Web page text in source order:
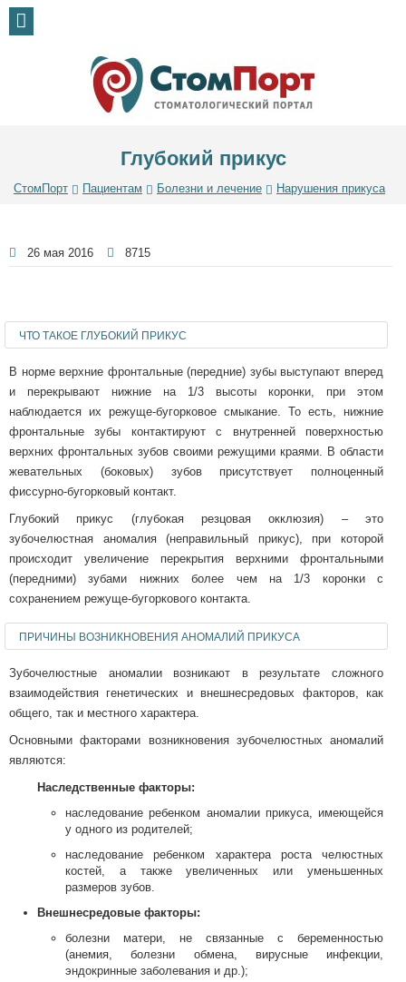
Глубокий прикус
СтомПорт Пациентам Болезни и лечение Нарушения прикуса
26 мая 2016 8715
ЧТО ТАКОЕ ГЛУБОКИЙ ПРИКУС
В норме верхние фронтальные (передние) зубы выступают вперед
и перекрывают нижние на 1/3 высоты коронки, при этом
наблюдается их режуще-бугорковое смыкание. То есть, нижние
фронтальные зубы контактируют с внутренней поверхностью
верхних фронтальных зубов своими режущими краями. В области
жевательных (боковых) зубов присутствует полноценный
фиссурно-бугорковый контакт.
Глубокий прикус (глубокая резцовая окклюзия) – это
зубочелюстная аномалия (неправильный прикус), при которой
происходит увеличение перекрытия верхними фронтальными
(передними) зубами нижних более чем на 1/3 коронки с
сохранением режуще-бугоркового контакта.
ПРИЧИНЫ ВОЗНИКНОВЕНИЯ АНОМАЛИЙ ПРИКУСА
Зубочелюстные аномалии возникают в результате сложного
взаимодействия генетических и внешнесредовых факторов, как
общего, так и местного характера.
Основными факторами возникновения зубочелюстных аномалий
являются:
Наследственные факторы:
наследование ребенком аномалии прикуса, имеющейся
у одного из родителей;
наследование ребенком характера роста челюстных
костей, а также увеличенных или уменьшенных
размеров зубов.
Внешнесредовые факторы:
болезни матери, не связанные с беременностью
(анемия, болезни обмена, вирусные инфекции,
эндокринные заболевания и др.);